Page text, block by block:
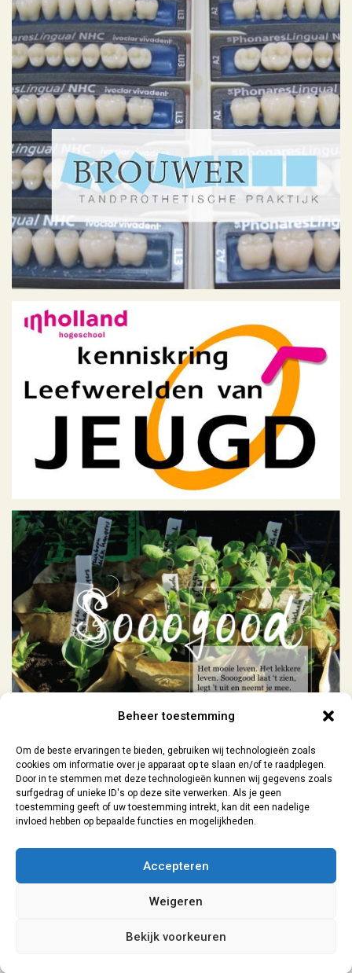
Beheer toestemming
Om de beste ervaringen te bieden, gebruiken wij technologieën zoals
cookies om informatie over je apparaat op te slaan en/of te raadplegen.
Door in te stemmen met deze technologieën kunnen wij gegevens zoals
surfgedrag of unieke ID's op deze site verwerken. Als je geen
toestemming geeft of uw toestemming intrekt, kan dit een nadelige
invloed hebben op bepaalde functies en mogelijkheden.
Accepteren
Weigeren
Bekijk voorkeuren
Brouwer Tandprothetiek
Kenniskring Leefwerelden
van Jeugd
Geen categorie
Sooogood
Geen categorie
sanne@lokaal7a.nl
Leiden | 2026
Algemene Voorwaarden|Privacyverklaring